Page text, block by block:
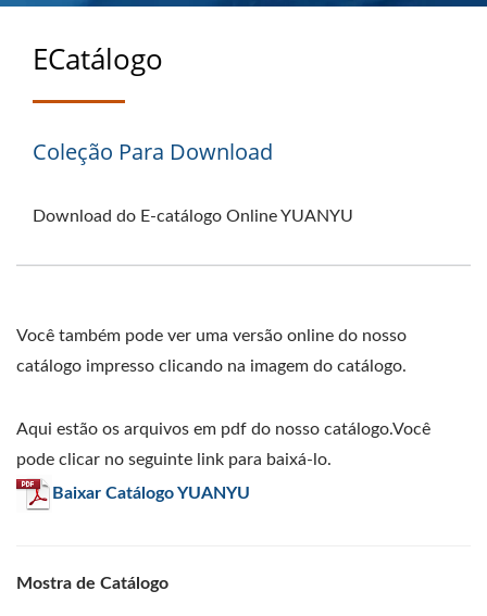
ECatálogo
Coleção Para Download
Download do E-catálogo Online YUANYU
Você também pode ver uma versão online do nosso
catálogo impresso clicando na imagem do catálogo.
Aqui estão os arquivos em pdf do nosso catálogo.Você
pode clicar no seguinte link para baixá-lo.
Baixar Catálogo YUANYU
Mostra de Catálogo